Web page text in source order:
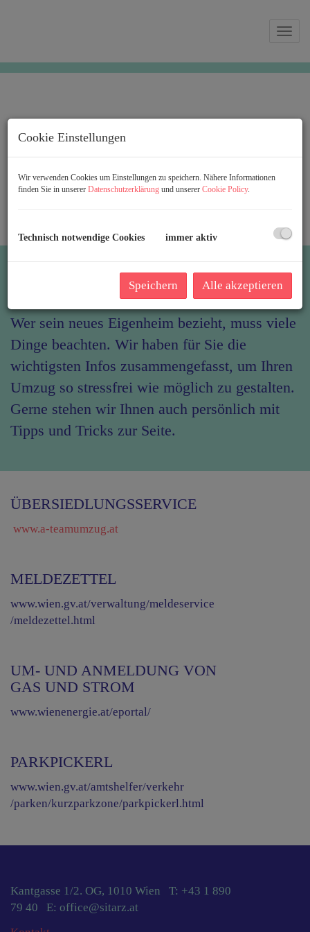
WISSENSWERTES
Wer sein neues Eigenheim bezieht, muss viele
Dinge beachten. Wir haben für Sie die
wichtigsten Infos zusammengefasst, um Ihren
Umzug so stressfrei wie möglich zu gestalten.
Gerne stehen wir Ihnen auch persönlich mit
Tipps und Tricks zur Seite.
ÜBERSIEDLUNGSSERVICE
www.a-teamumzug.at
MELDEZETTEL
www.wien.gv.at/verwaltung/meldeservice
/meldezettel.html
UM- UND ANMELDUNG VON
GAS UND STROM
www.wienenergie.at/eportal/
PARKPICKERL
www.wien.gv.at/amtshelfer/verkehr
/parken/kurzparkzone/parkpickerl.html
Kantgasse 1/2. OG, 1010 Wien T: +43 1 890
79 40 E: office@sitarz.at
Cookie Einstellungen
Wir verwenden Cookies um Einstellungen zu speichern. Nähere Informationen
finden Sie in unserer Datenschutzerklärung und unserer Cookie Policy.
Technisch notwendige Cookies immer aktiv
Speichern Alle akzeptieren